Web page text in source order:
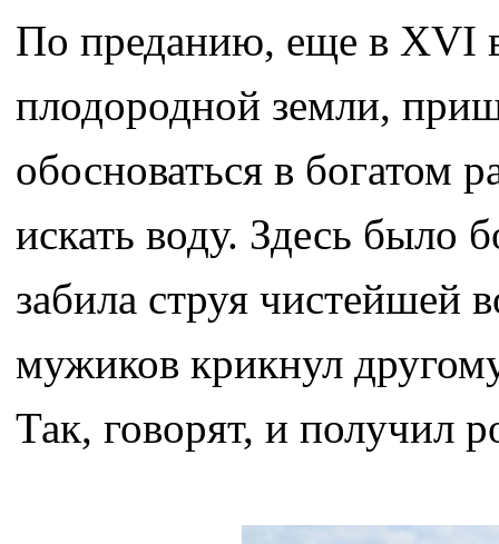
По преданию, еще в XVI
плодородной земли,
обосноваться в богатом
искать воду. Здесь было
забила струя чистейшей
мужиков крикнул
Так, говорят, и получил